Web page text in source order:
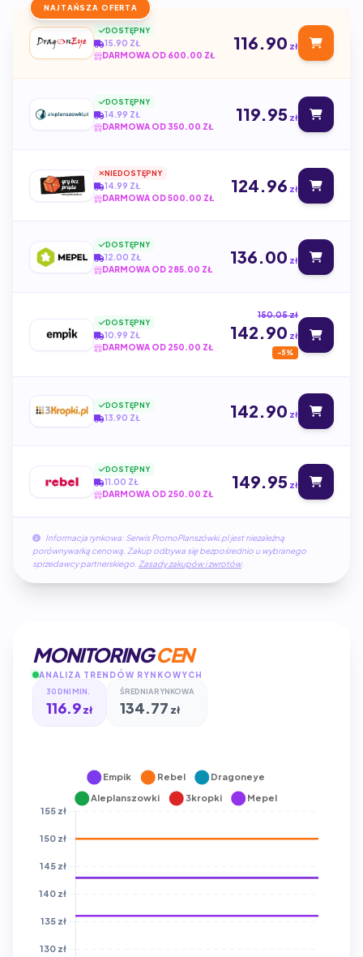
NAJTAŃSZA OFERTA
DOSTĘPNY
15.90 ZŁ
DARMOWA OD 600.00 ZŁ
116.90 zł
DOSTĘPNY
14.99 ZŁ
DARMOWA OD 350.00 ZŁ
119.95 zł
NIEDOSTĘPNY
14.99 ZŁ
DARMOWA OD 500.00 ZŁ
124.96 zł
DOSTĘPNY
12.00 ZŁ
DARMOWA OD 285.00 ZŁ
136.00 zł
DOSTĘPNY
10.99 ZŁ
DARMOWA OD 250.00 ZŁ
150.05 zł
142.90 zł
-5%
DOSTĘPNY
13.90 ZŁ 142.90 zł
DOSTĘPNY
11.00 ZŁ
DARMOWA OD 250.00 ZŁ
149.95 zł
Informacja rynkowa: Serwis PromoPlanszówki.pl jest niezależną
porównywarką cenową. Zakup odbywa się bezpośrednio u wybranego
sprzedawcy partnerskiego. Zasady zakupów i zwrotów.
MONITORINGCEN
ANALIZA TRENDÓW RYNKOWYCH
30 DNI MIN.
116.9 zł
ŚREDNIA RYNKOWA
134.77 zł